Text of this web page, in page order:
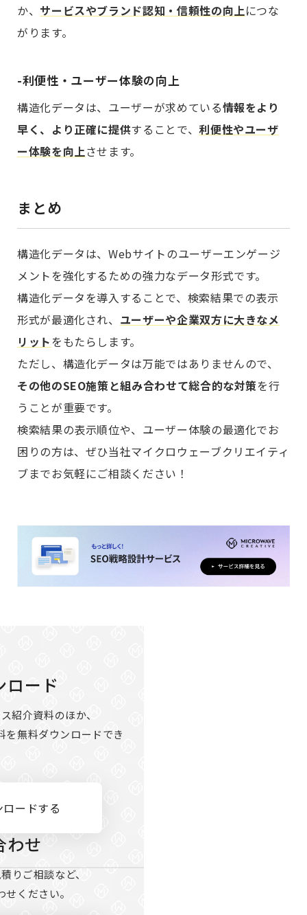
か、 サービスやブランド認知・信頼性の向上につな
がります。
-利便性・ユーザー体験の向上
構造化データは、ユーザーが求めている情報をより
早く、より正確に提供することで、利便性やユーザ
ー体験を向上させます。
まとめ
構造化データは、Webサイトのユーザーエンゲージ
メントを強化するための強力なデータ形式です。
構造化データを導入することで、検索結果での表示
形式が最適化され、 ユーザーや企業双方に大きなメ
リットをもたらします。
ただし、構造化データは万能ではありませんので、
その他のSEO施策と組み合わせて総合的な対策を行
うことが重要です。
検索結果の表示順位や、ユーザー体験の最適化でお
困りの方は、ぜひ当社マイクロウェーブクリエイティ
ブまでお気軽にご相談ください！
ロード
紹介資料のほか、
を無料ダウンロードでき
ードする
わせ
りご相談など、
ください。